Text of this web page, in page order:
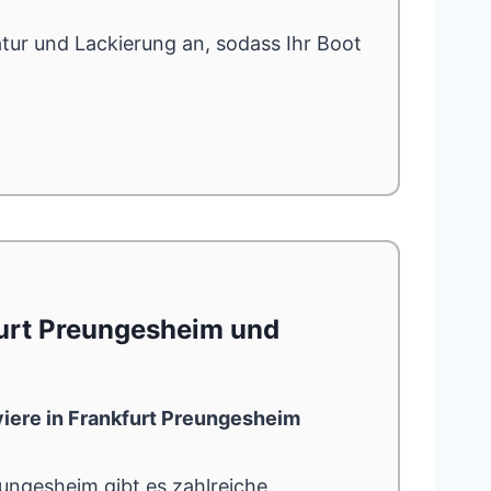
und Lackierung an, sodass Ihr Boot
Preungesheim und
in Frankfurt Preungesheim
gibt es zahlreiche